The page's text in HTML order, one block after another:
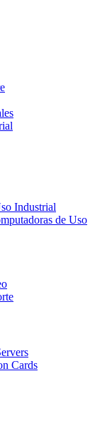
Industrial
de Uso
Cards